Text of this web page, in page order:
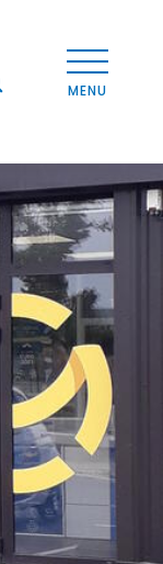
MENU
les photos (2)